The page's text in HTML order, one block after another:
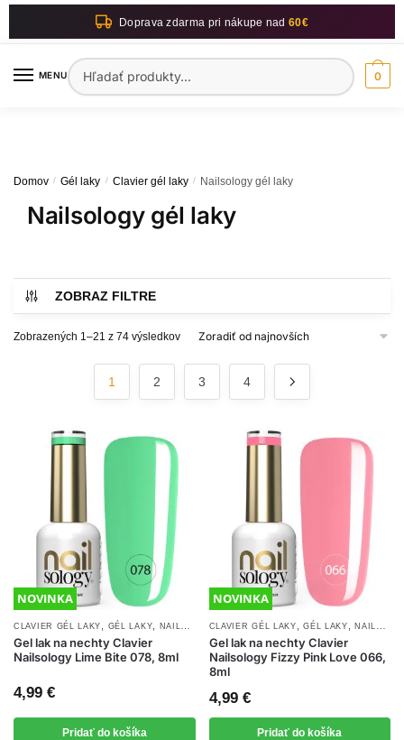
Skip
Skip
Doprava zdarma pri nákupe nad60€
MENUHľadať:
0
Domov / Gél laky / Clavier gél laky / Nailsology gél laky
Nailsology gél laky
Zobrazených 1–21 z 74 výsledkovZoradené
1 2 3 4
NOVINKA
CLAVIER GÉL LAKY GÉL LAKY NAILSOLOGY GÉL LAKY , NOVINKY
Gel lak na nechty Clavier
Nailsology Lime Bite 078, 8ml
4,99 €
Pridať do košíka
NOVINKA
CLAVIER GÉL LAKY ,GÉL LAKY ,NAILSOLOGY GÉL LAKY
Gel lak na nechty Clavier
Nailsology Fizzy Pink Love 066,
8ml
4,99 €
Pridať do košíka